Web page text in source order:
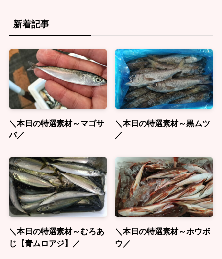
新着記事
＼本日の特選素材～マゴサ
バ／
＼本日の特選素材～黒ムツ
／
＼本日の特選素材～むろあ
じ【青ムロアジ】／
＼本日の特選素材～ホウボ
ウ／